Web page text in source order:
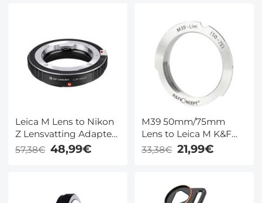
Leica M Lens to Nikon
Z Lensvatting Adapter
K&F Concept M20184
Lensadapter
57,38€ 48,99€
M39 50mm/75mm
Lens to Leica M K&F
Concept Lensvatting
Adapter M19151,
Camera's
33,38€ 21,99€